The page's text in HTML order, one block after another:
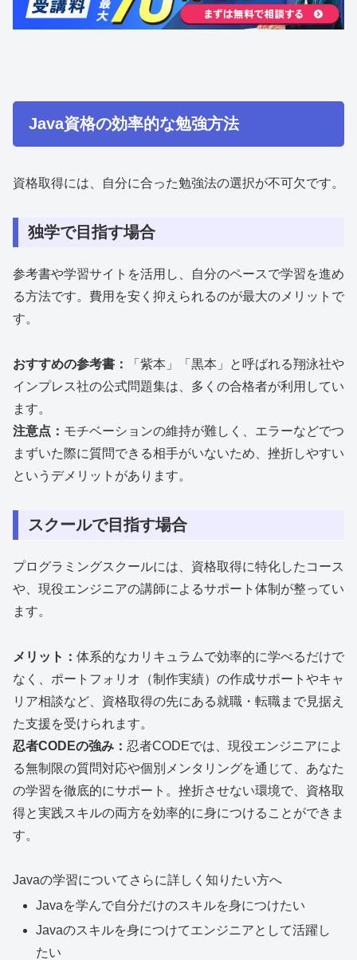
Java資格の効率的な勉強方法
資格取得には、自分に合った勉強法の選択が不可欠です。
独学で目指す場合
参考書や学習サイトを活用し、自分のペースで学習を進め
る方法です。費用を安く抑えられるのが最大のメリットで
す。
おすすめの参考書：
「紫本」「黒本」と呼ばれる翔泳社や
インプレス社の公式問題集は、多くの合格者が利用してい
ます。
注意点： モチベーションの維持が難しく、エラーなどでつ
まずいた際に質問できる相手がいないため、挫折しやすい
というデメリットがあります。
スクールで目指す場合
プログラミングスクールには、資格取得に特化したコース
や、現役エンジニアの講師によるサポート体制が整ってい
ます。
メリット： 体系的なカリキュラムで効率的に学べるだけで
なく、ポートフォリオ（制作実績）の作成サポートやキャ
リア相談など、資格取得の先にある就職・転職まで見据え
た支援を受けられます。
忍者CODEの強み： 忍者CODEでは、現役エンジニアによ
る無制限の質問対応や個別メンタリングを通じて、あなた
の学習を徹底的にサポート。挫折させない環境で、資格取
得と実践スキルの両方を効率的に身につけることができま
す。
Javaの学習についてさらに詳しく知りたい方へ
Javaを学んで自分だけのスキルを身につけたい
Javaのスキルを身につけてエンジニアとして活躍し
たい